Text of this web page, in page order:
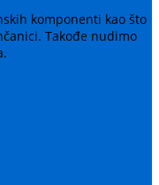
komponenti kao što
Takođe nudimo